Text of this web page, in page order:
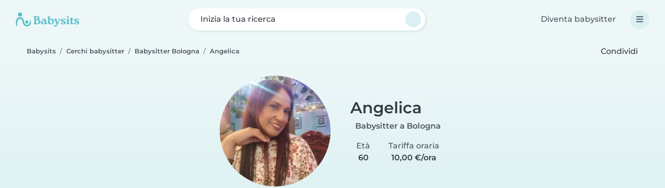
Inizia la tua ricerca Diventa babysitter
Babysits Cerchi babysitter Babysitter Bologna Angelica Condividi
Angelica
Babysitter a Bologna
Età
60
Tariffa oraria
10,00 €/ora